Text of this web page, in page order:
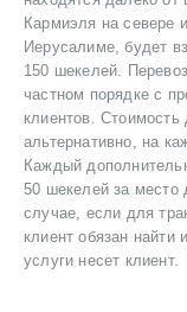
Кармиэля на севере
Иерусалиме, будет
150 шекелей.
частном порядке с
клиентов.
альтернативно, на
Каждый
50 шекелей за место
случае, если для
клиент обязан найти
услуги несет клиент.